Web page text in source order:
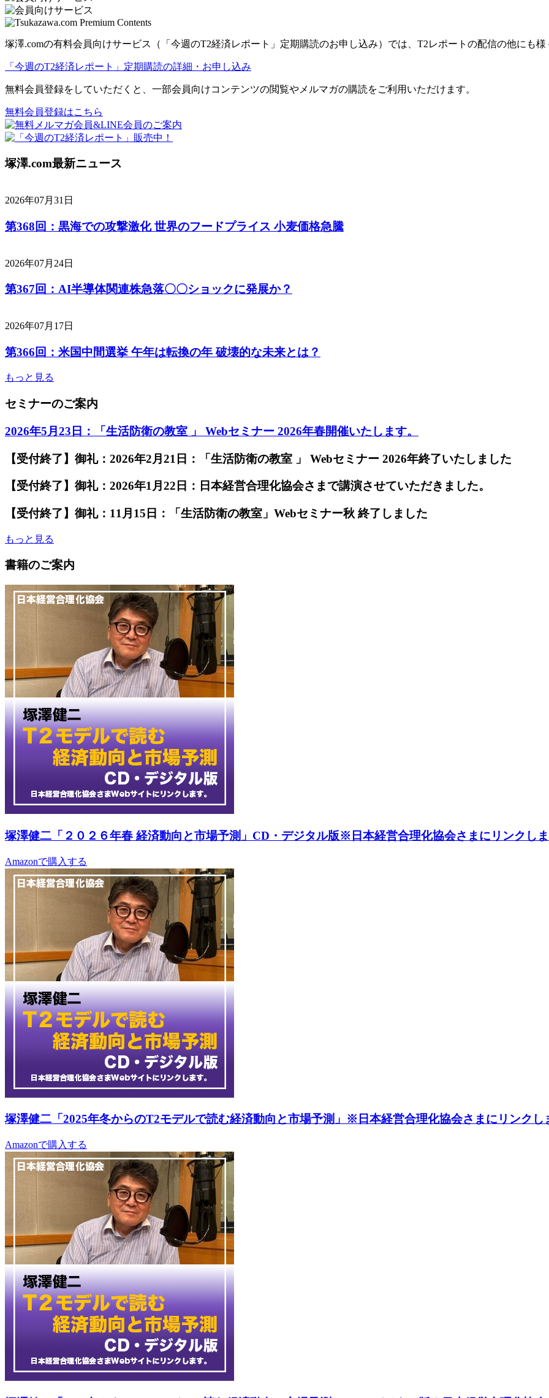
塚澤.comの有料会員向けサービス（「今週のT2経済レポート」定期購読のお申し込み）では、T2レポートの配信の他にも
「今週のT2経済レポート」定期購読の詳細・お申し込み
無料会員登録をしていただくと、一部会員向けコンテンツの閲覧やメルマガの購読をご利用いただけます。
無料会員登録はこちら
塚澤.com最新ニュース
2026年07月31日
第368回：黒海での攻撃激化 世界のフードプライス 小麦価格急騰
2026年07月24日
第367回：AI半導体関連株急落〇〇ショックに発展か？
2026年07月17日
第366回：米国中間選挙 午年は転換の年 破壊的な未来とは？
もっと見る
セミナーのご案内
2026年5月23日：「生活防衛の教室 」 Webセミナー 2026年春開催いたします。
【受付終了】御礼：2026年2月21日：「生活防衛の教室 」 Webセミナー 2026年終了いたしました
【受付終了】御礼：2026年1月22日：日本経営合理化協会さまで講演させていただきました。
【受付終了】御礼：11月15日：「生活防衛の教室」Webセミナー秋 終了しました
もっと見る
書籍のご案内
塚澤健二「２０２６年春 経済動向と市場予測」CD・デジタル版※日本経営合理化協会さまにリンクし
Amazonで購入する
塚澤健二「2025年冬からのT2モデルで読む経済動向と市場予測」※日本経営合理化協会さまにリンクし
Amazonで購入する